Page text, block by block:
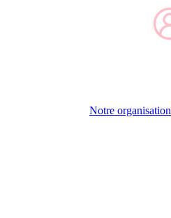
Notre organisation